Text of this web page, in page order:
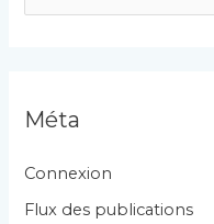
a
g
r
i
Méta
Connexion
Flux des publications